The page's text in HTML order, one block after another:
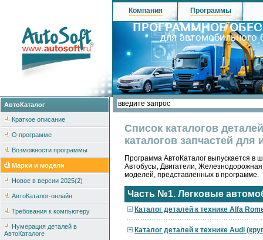
АвтоКаталог
Краткое описание
О программе
Возможности программы
Марки и модели
Новое в версии 2025(2)
АвтоКаталог-онлайн
Требования к компьютеру
Нумерация деталей в
АвтоКаталоге
Компания Программы
Список каталогов
каталогов запчастей для
Программа АвтоКаталог выпускается в
Автобусы, Двигатели,
моделей, представленных в программе.
Часть №1. Легковые
Каталог деталей к технике Alfa
Каталог деталей к технике Audi